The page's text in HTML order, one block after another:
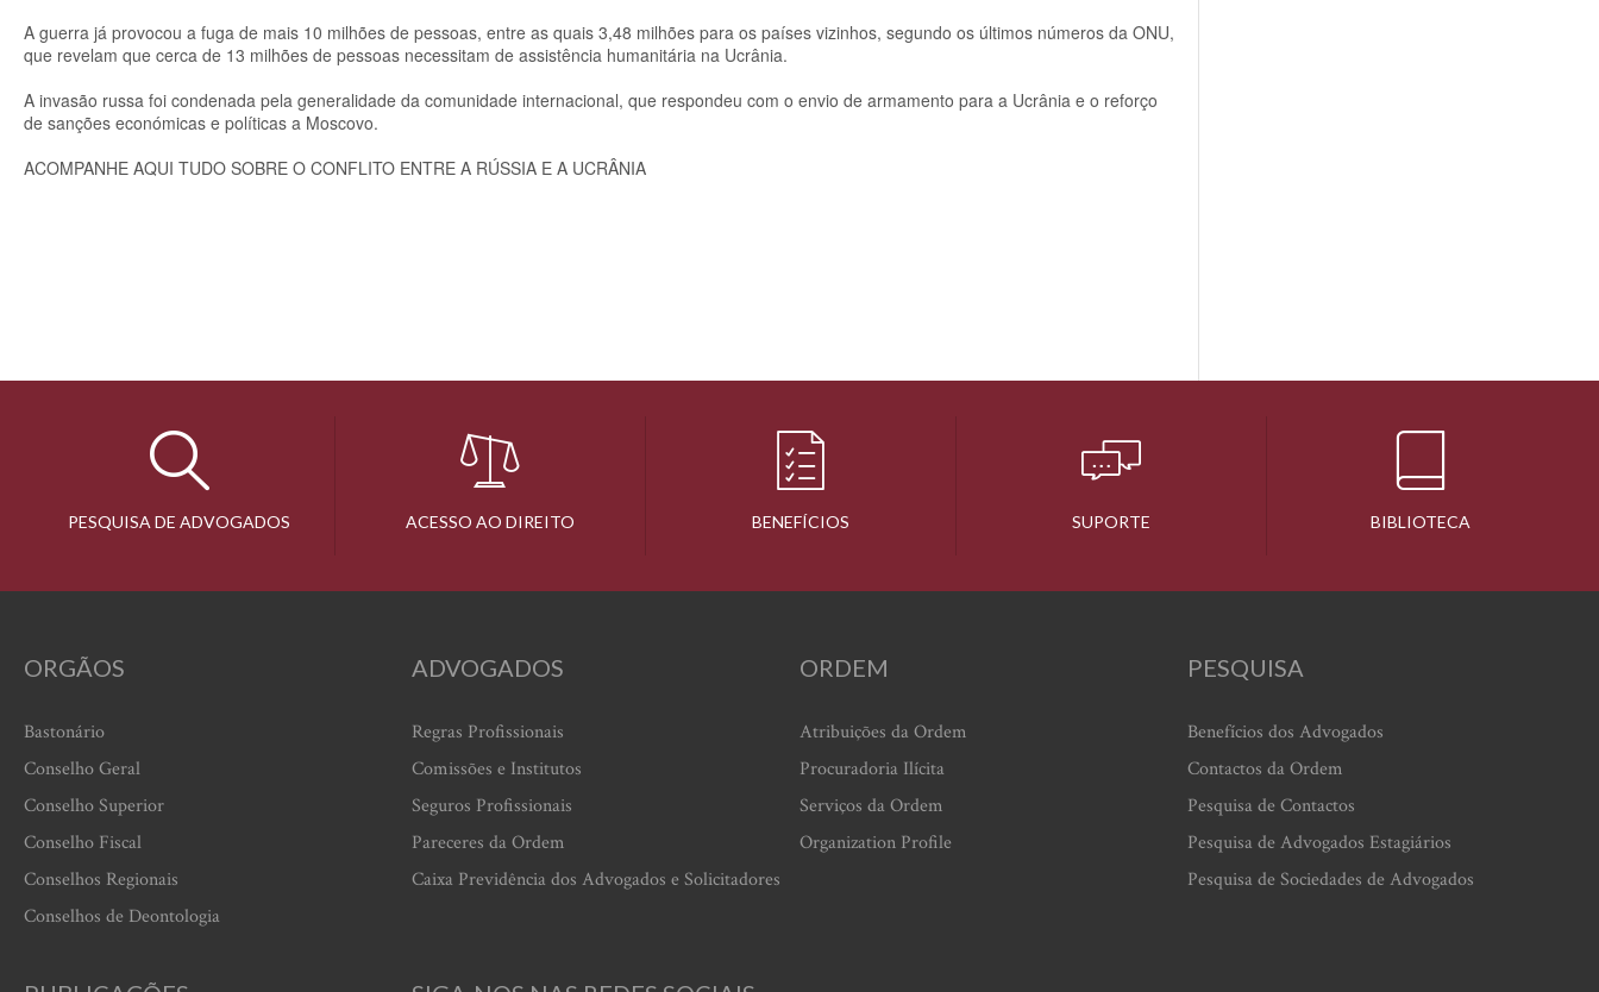
A guerra já provocou a fuga de mais 10 milhões de pessoas, entre as quais 3,48 milhões para os países vizinhos, segundo os últimos números da ONU,
que revelam que cerca de 13 milhões de pessoas necessitam de assistência humanitária na Ucrânia.
A invasão russa foi condenada pela generalidade da comunidade internacional, que respondeu com o envio de armamento para a Ucrânia e o reforço
de sanções económicas e políticas a Moscovo.
ACOMPANHE AQUI TUDO SOBRE O CONFLITO ENTRE A RÚSSIA E A UCRÂNIA
PESQUISA DE ADVOGADOS ACESSO AO DIREITO BENEFÍCIOS SUPORTE BIBLIOTECA
ORGÃOS
Bastonário
Conselho Geral
Conselho Superior
Conselho Fiscal
Conselhos Regionais
Conselhos de Deontologia
ADVOGADOS
Regras Profissionais
Comissões e Institutos
Seguros Profissionais
Pareceres da Ordem
Caixa Previdência dos Advogados e Solicitadores
ORDEM
Atribuições da Ordem
Procuradoria Ilícita
Serviços da Ordem
Organization Profile
PESQUISA
Benefícios dos Advogados
Contactos da Ordem
Pesquisa de Contactos
Pesquisa de Advogados Estagiários
Pesquisa de Sociedades de Advogados